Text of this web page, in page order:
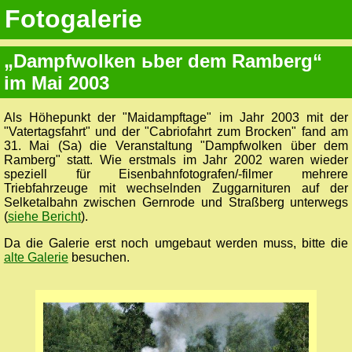
Fotogalerie
„Dampfwolken ьber dem Ramberg“
im Mai 2003
Als Höhepunkt der "Maidampftage" im Jahr 2003 mit der
"Vatertagsfahrt" und der "Cabriofahrt zum Brocken" fand am
31. Mai (Sa) die Veranstaltung "Dampfwolken über dem
Ramberg" statt. Wie erstmals im Jahr 2002 waren wieder
speziell für Eisenbahnfotografen/-filmer mehrere
Triebfahrzeuge mit wechselnden Zuggarnituren auf der
Selketalbahn zwischen Gernrode und Straßberg unterwegs
(siehe Bericht).
Da die Galerie erst noch umgebaut werden muss, bitte die
alte Galeriebesuchen.